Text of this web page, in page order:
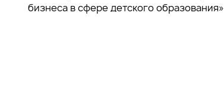
бизнеса в сфере детского образования»